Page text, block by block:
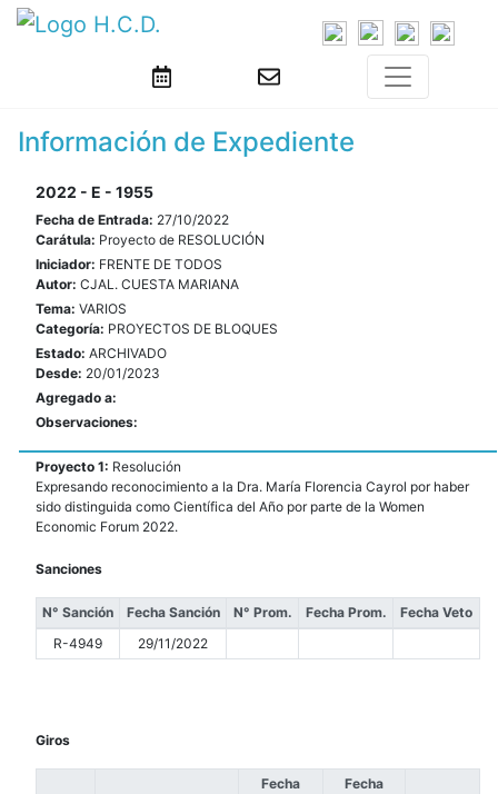
Información de Expediente
2022 - E - 1955
Fecha de Entrada: 27/10/2022
Carátula: Proyecto de RESOLUCIÓN
Iniciador: FRENTE DE TODOS
Autor: CJAL. CUESTA MARIANA
Tema: VARIOS
Categoría: PROYECTOS DE BLOQUES
Estado: ARCHIVADO
Desde: 20/01/2023
Agregado a:
Observaciones:
Proyecto 1: Resolución
Expresando reconocimiento a la Dra. María Florencia Cayrol por haber
sido distinguida como Científica del Año por parte de la Women
Economic Forum 2022.
Sanciones
N° Sanción Fecha Sanción N° Prom. Fecha Prom.
Fecha Veto
R-4949
29/11/2022
Giros
Fecha
Fecha